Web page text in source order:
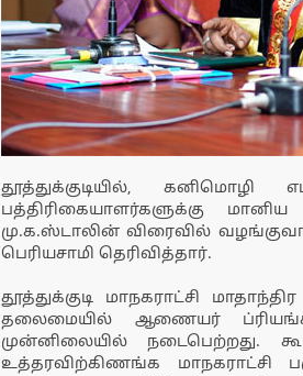
தூத்துக்குடியில்,
பத்திரிகையாளர்களுக்கு
மு.க.ஸ்டாலின் விரைவில்
பெரியசாமி தெரிவித்தார்.
தூத்துக்குடி மாநகராட்சி
தலைமையில் ஆணையர்
முன்னிலையில் நடைபெற்றது.
உத்தரவிற்கிணங்க மாநகராட்சி